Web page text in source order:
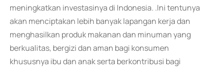
meningkatkan investasinya di Indonesia. .Ini tentunya
akan menciptakan lebih banyak lapangan kerja dan
menghasilkan produk makanan dan minuman yang
berkualitas, bergizi dan aman bagi konsumen
khususnya ibu dan anak serta berkontribusi bagi